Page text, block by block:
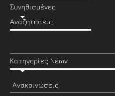
Συνηθισμένες
Αναζητήσεις
Κατηγορίες Νέων
Ανακοινώσεις